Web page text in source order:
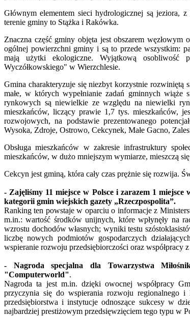
Głównym elementem sieci hydrologicznej są jeziora,
terenie gminy to Stążka i Rakówka.
Znaczna część gminy objęta jest obszarem
ogólnej powierzchni gminy i są to przede wszystkim:
mają użytki ekologiczne. Wyjątkową osobliwość
Wyczółkowskiego" w Wierzchlesie.
Gmina charakteryzuje się niezbyt korzystnie rozwiniętą
małe, w których wypełnianie zadań gminnych wiąże
rynkowych są niewielkie ze względu na niewielki
mieszkańców, liczący prawie 1,7 tys. mieszkańców,
rozwojowych, na podstawie prezentowanego
Wysoka, Zdroje, Ostrowo, Cekcynek, Małe Gacno,
Obsługa mieszkańców w zakresie infrastruktury
mieszkańców, w dużo mniejszym wymiarze, mieszczą
Cekcyn jest gminą, która cały czas prężnie się rozwija.
- Zajęliśmy 11 miejsce w Polsce i zarazem 1
kategorii gmin wiejskich gazety „Rzeczpospolita”.
Ranking ten powstaje w oparciu o informacje z
m.in.: wartość środków unijnych, które wpłynęły na
wzrostu dochodów własnych; wyniki testu
liczbę nowych podmiotów gospodarczych
wspieranie rozwoju przedsiębiorczości oraz współpracy
- Nagroda specjalna dla Towarzystwa
"Computerworld".
Nagroda ta jest m.in. dzięki owocnej współpracy
przyczynia się do wspierania rozwoju regionalnego i
przedsiębiorstwa i instytucje odnoszące sukcesy w
najbardziej prestiżowym przedsięwzięciem tego typu w